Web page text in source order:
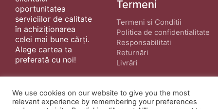
oportunitatea
serviciilor de calitate
în achiziționarea
celei mai bune cărți.
Alege cartea ta
preferată cu noi!
Termeni
Termeni si Conditii
Politica de confidentialitate
Responsabilitati
Returnări
Livrări
We use cookies on our website to give you the most
relevant experience by remembering your preferences